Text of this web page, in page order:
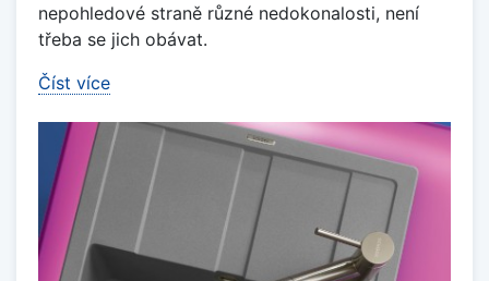
nepohledové straně různé nedokonalosti, není
třeba se jich obávat.
Číst více